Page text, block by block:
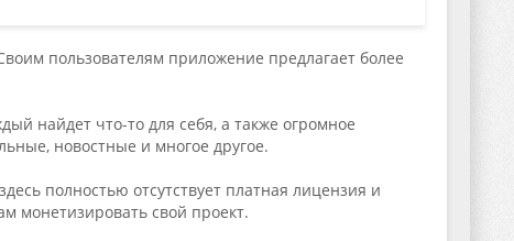
пользователям приложение предлагает более
найдет что-то для себя, а также огромное
новостные и многое другое.
полностью отсутствует платная лицензия и
монетизировать свой проект.